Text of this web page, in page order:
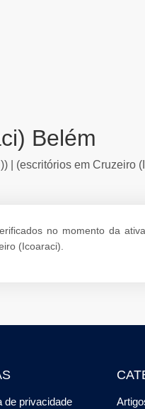
Belém
| (escritórios em Cruzeiro
no momento da
(Icoaraci).
de privacidade